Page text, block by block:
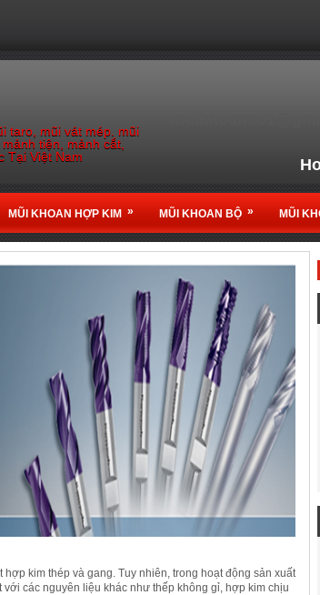
taro, mũi vát mép. mũi
tiện, mảnh cắt,
Tại Việt Nam
Email:
Nhà Phân phối
MŨI KHOAN HỢP KIM » MŨI KHOAN BỘ » MŨI
kim thép và gang. Tuy nhiên, trong hoạt động sản xuất
các nguyên liệu khác như thếp không gỉ, hợp kim chịu